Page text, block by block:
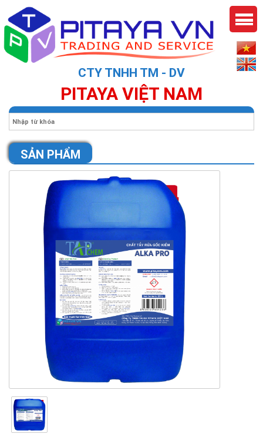
CTY TNHH TM - DV
PITAYA VIỆT NAM
SẢN PHẨM